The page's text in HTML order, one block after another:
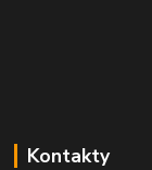
Kontakty